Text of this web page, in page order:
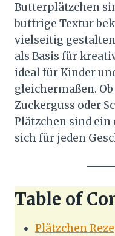
Butterplätzchen
buttrige Textur
vielseitig
als Basis für
ideal für Kinder
gleichermaßen.
Zuckerguss oder
Plätzchen sind ein
sich für jeden
Table of
Plätzchen